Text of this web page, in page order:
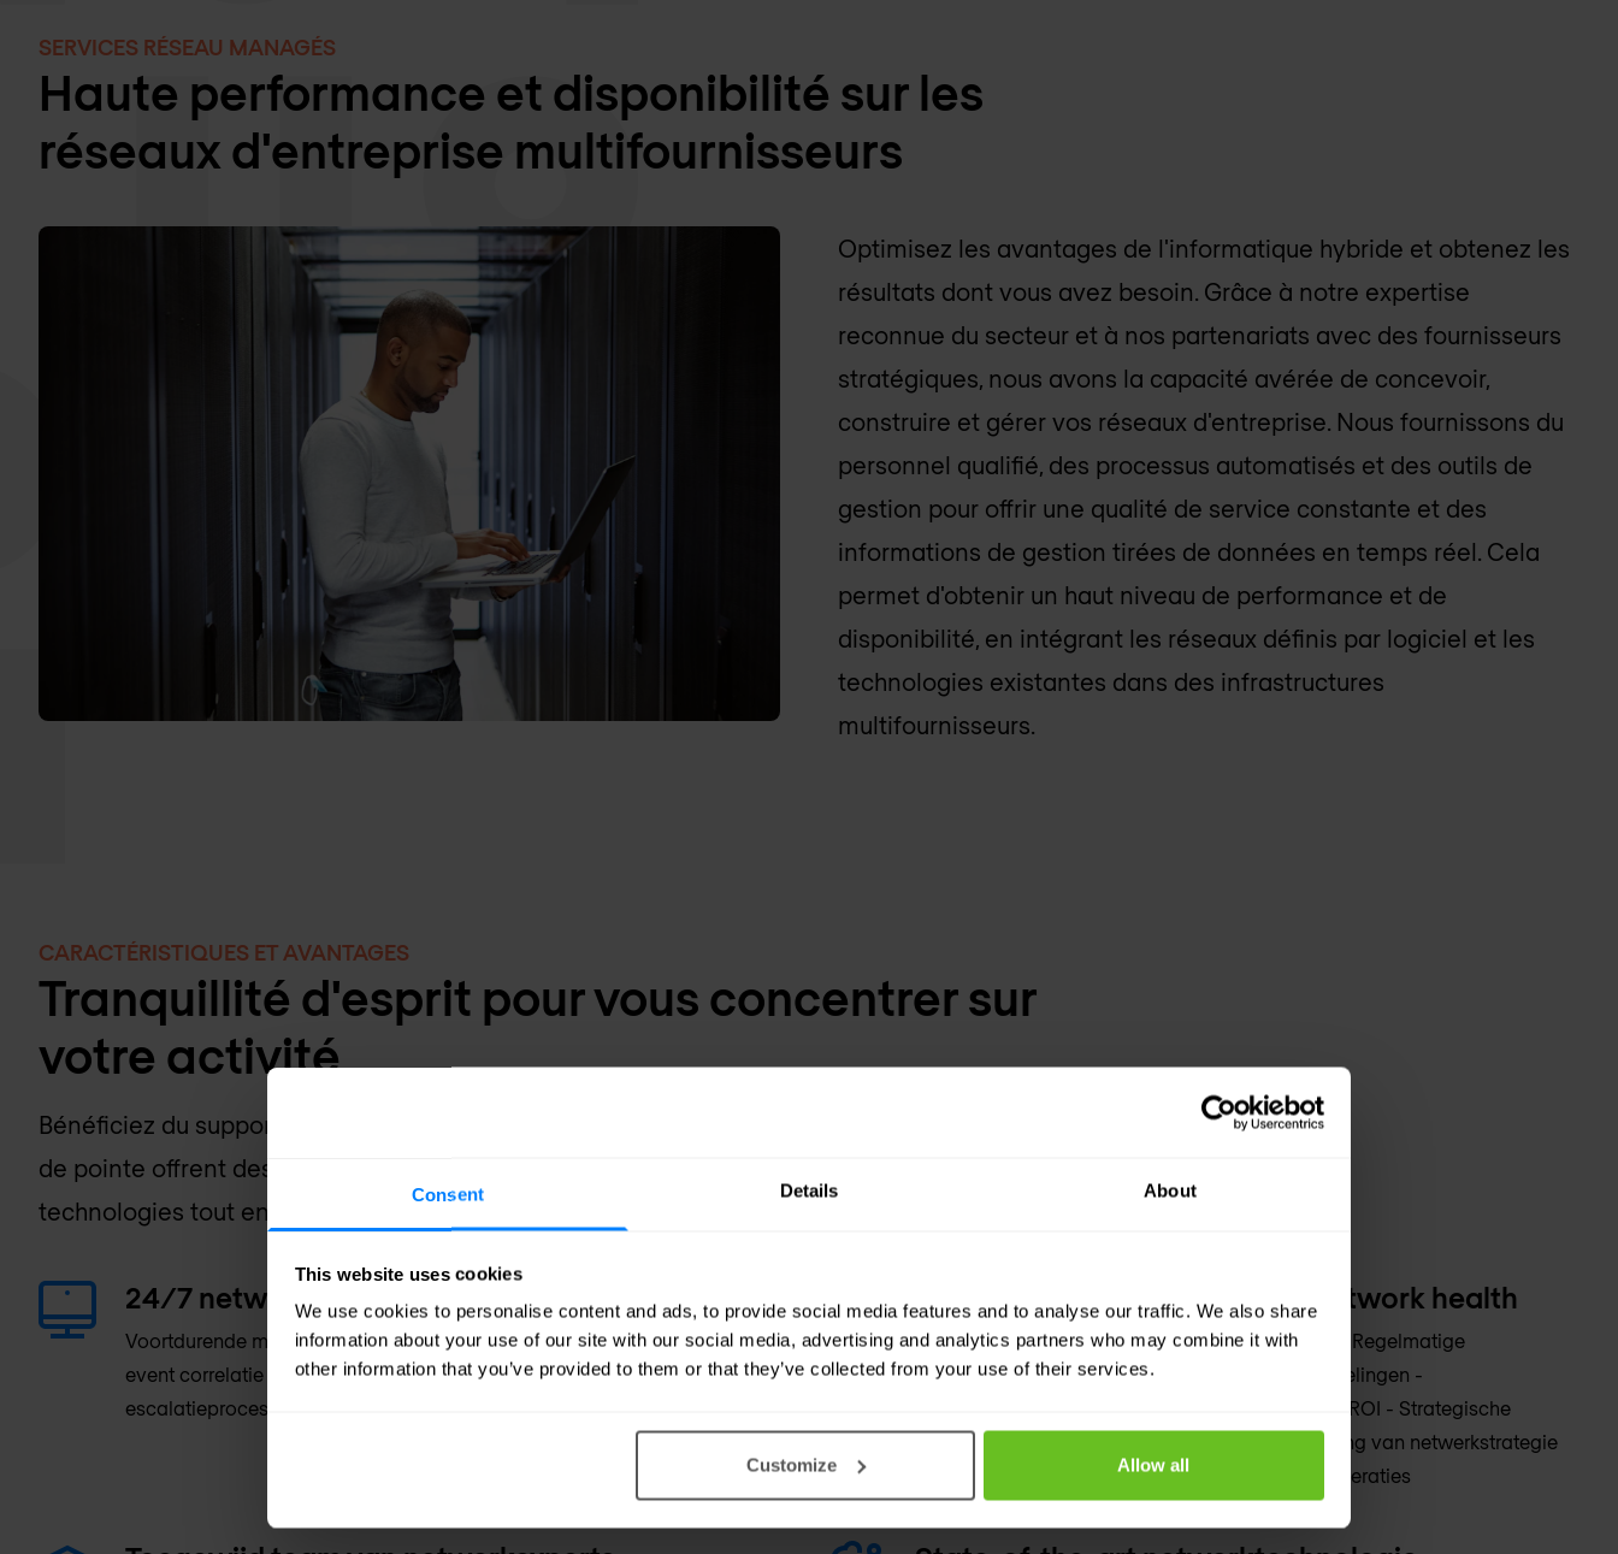
Consent Details About
This website uses cookies
We use cookies to personalise content and ads, to provide social media features and to analyse our traffic. We also share
information about your use of our site with our social media, advertising and analytics partners who may combine it with
other information that you’ve provided to them or that they’ve collected from your use of their services.
Customize Allow all
SERVICES RÉSEAU MANAGÉS
Haute performance et disponibilité sur les
réseaux d'entreprise multifournisseurs
Optimisez les avantages de l'informatique hybride et obtenez les
résultats dont vous avez besoin. Grâce à notre expertise
reconnue du secteur et à nos partenariats avec des fournisseurs
stratégiques, nous avons la capacité avérée de concevoir,
construire et gérer vos réseaux d'entreprise. Nous fournissons du
personnel qualifié, des processus automatisés et des outils de
gestion pour offrir une qualité de service constante et des
informations de gestion tirées de données en temps réel. Cela
permet d'obtenir un haut niveau de performance et de
disponibilité, en intégrant les réseaux définis par logiciel et les
technologies existantes dans des infrastructures
multifournisseurs.
CARACTÉRISTIQUES ET AVANTAGES
Tranquillité d'esprit pour vous concentrer sur
votre activité
Bénéficiez du support de nos équipes. Nos centres opérationnels de sécurité (SOC)
de pointe offrent des services réseau managés 24h/24, 7j/7. Adoptez les nouvelles
technologies tout en intégrant et en exploitant des réseaux hétérogènes.
24/7 network monitoring en management
Voortdurende monitoring van jouw omgeving - Real-time analyse en
event correlatie - Incident response management - Aanpasbaar
escalatieproces - Analisten in Europese NOC's
Rapportage en overzicht van network health
360° zicht op de gezondheid van jouw netwerk - Regelmatige
managementrapportage met praktische aanbevelingen -
Netwerkanalysetools voor tracking en meetbare ROI - Strategische
begeleiding voor risicobeheer - Betere afstemming van netwerkstrategie
en bedrijfsdoelstellingen voor soepel lopende operaties